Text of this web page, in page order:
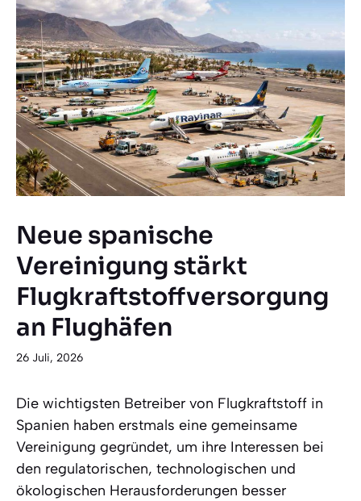
Neue spanische
Vereinigung stärkt
Flugkraftstoffversorgung
an Flughäfen
26 Juli, 2026
Die wichtigsten Betreiber von Flugkraftstoff in
Spanien haben erstmals eine gemeinsame
Vereinigung gegründet, um ihre Interessen bei
den regulatorischen, technologischen und
ökologischen Herausforderungen besser